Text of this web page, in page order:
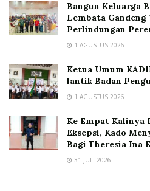
Bangun Keluarga
Lembata
Perlindungan
1 AGUSTUS 2026
Ketua Umum
lantik Badan
1 AGUSTUS 2026
Ke Empat Kalinya
Eksepsi, Kado
Bagi Theresia Ina
31 JULI 2026